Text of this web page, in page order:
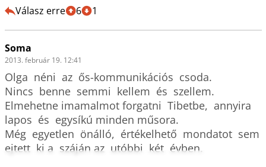
Válasz erre 6 1
Soma
2013. február 19. 12:41
Olga  néni  az  ős-kommunikációs  csoda.
Nincs  benne  semmi  kellem  és  szellem.
Elmehetne imamalmot forgatni  Tibetbe,  annyira
lapos  és  egysíkú minden műsora.
Még  egyetlen  önálló,  értékelhető  mondatot  sem
ejtett  ki a  száján az  utóbbi  két  évben.